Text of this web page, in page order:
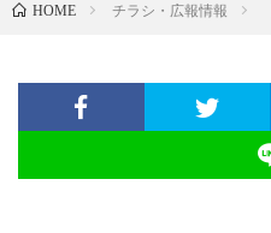
HOME チラシ・広報情報